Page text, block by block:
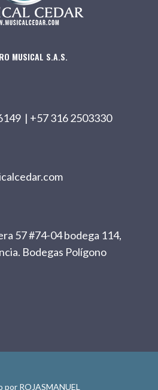
MUSICAL S.A.S.
| +57 316 2503330
57 #74-04 bodega 114,
Bodegas Polígono
por ROJASMANUEL